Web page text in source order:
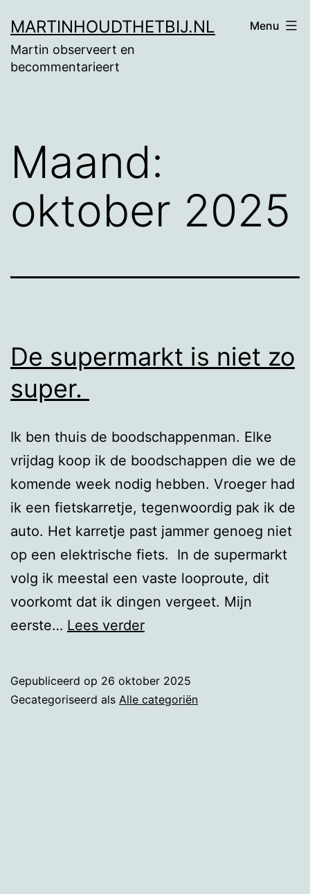
naar
de
MARTINHOUDTHETBIJ.NL
Martin observeert en
becommentarieert
Menu
Maand:
oktober 2025
De supermarkt is niet zo
super.
Ik ben thuis de boodschappenman. Elke
vrijdag koop ik de boodschappen die we de
komende week nodig hebben. Vroeger had
ik een fietskarretje, tegenwoordig pak ik de
auto. Het karretje past jammer genoeg niet
op een elektrische fiets. In de supermarkt
volg ik meestal een vaste looproute, dit
voorkomt dat ik dingen vergeet. Mijn
eerste… Lees verderDe
niet
Gepubliceerd op 26 oktober 2025
Gecategoriseerd als Alle categoriën